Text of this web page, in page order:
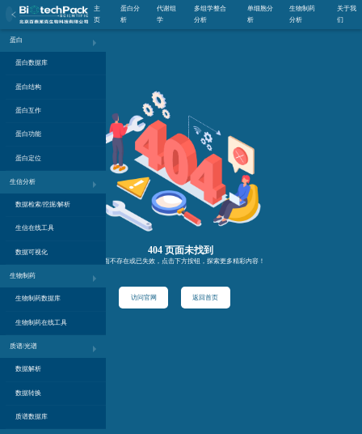
主
页
蛋白分
析
代谢组
学
多组学整合
分析
单细胞分
析
生物制药
分析
关于我
们
蛋白
蛋白数据库
蛋白结构
蛋白互作
蛋白功能
蛋白定位
生信分析
数据检索/挖掘/解析
生信在线工具
数据可视化
生物制药
生物制药数据库
生物制药在线工具
质谱/光谱
数据解析
数据转换
质谱数据库
404 页面未找到
页面不存在或已失效，点击下方按钮，探索更多精彩内容！
访问官网 返回首页